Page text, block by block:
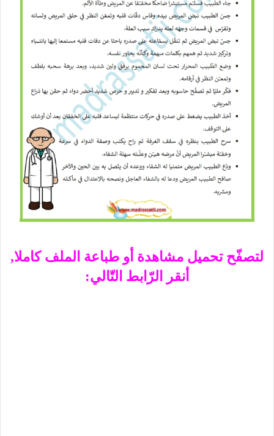
لتصفّح تحميل مشاهدة أو طباعة الملف كاملا,
أنقر الرّابط التّالي: